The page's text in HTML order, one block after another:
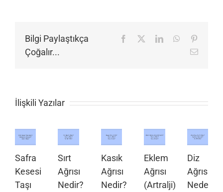
Bilgi Paylaştıkça
Çoğalır...
Facebook LinkedInWhatsApp
E-
İlişkili Yazılar
Safra
Kesesi
Taşı
Sırt
Ağrısı
Nedir?
Kasık
Ağrısı
Nedir?
Eklem
Ağrısı
(Artralji)
Diz
Ağrısı
Neden